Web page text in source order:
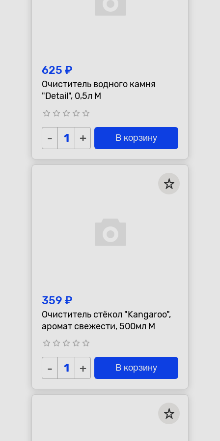
625 ₽
Очиститель водного камня
"Detail", 0,5л М
star_border star_border star_border star_border star_border
- + В корзину
359 ₽
Очиститель стёкол "Kangaroo",
аромат свежести, 500мл М
star_border star_border star_border star_border star_border
- + В корзину